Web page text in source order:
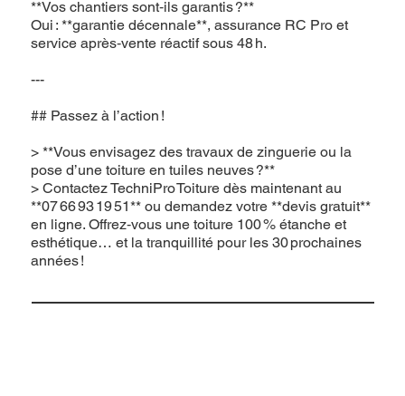
**Vos chantiers sont‑ils garantis ?**
Oui : **garantie décennale**, assurance RC Pro et
service après‑vente réactif sous 48 h.
---
## Passez à l’action !
> **Vous envisagez des travaux de zinguerie ou la
pose d’une toiture en tuiles neuves ?**
> Contactez TechniPro Toiture dès maintenant au
**07 66 93 19 51** ou demandez votre **devis gratuit**
en ligne. Offrez‑vous une toiture 100 % étanche et
esthétique… et la tranquillité pour les 30 prochaines
années !